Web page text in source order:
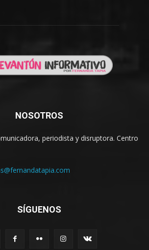
NOSOTROS
periodista y disruptora. Centro
SÍGUENOS